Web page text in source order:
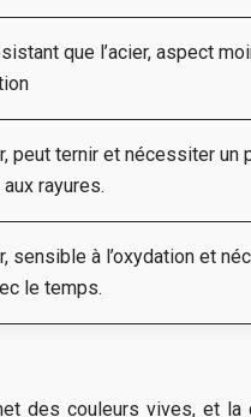
que l’acier, aspect
peut ternir et nécessiter
rayures.
sensible à l’oxydation et
le temps.
des couleurs vives, et